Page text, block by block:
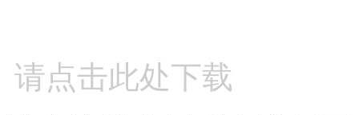
请点击此处下载